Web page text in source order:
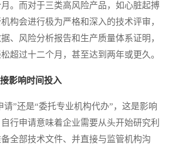
。而对于三类高风险产品，如心脏起搏
构会进行极为严格和深入的技术评审，
、风险分析报告和生产质量体系证明，
超过十二个月，甚至达到两年或更久。
影响时间投入
”还是“委托专业机构代办”，这是影响
行申请意味着企业需要从头开始研究利
全部技术文件、并直接与监管机构沟